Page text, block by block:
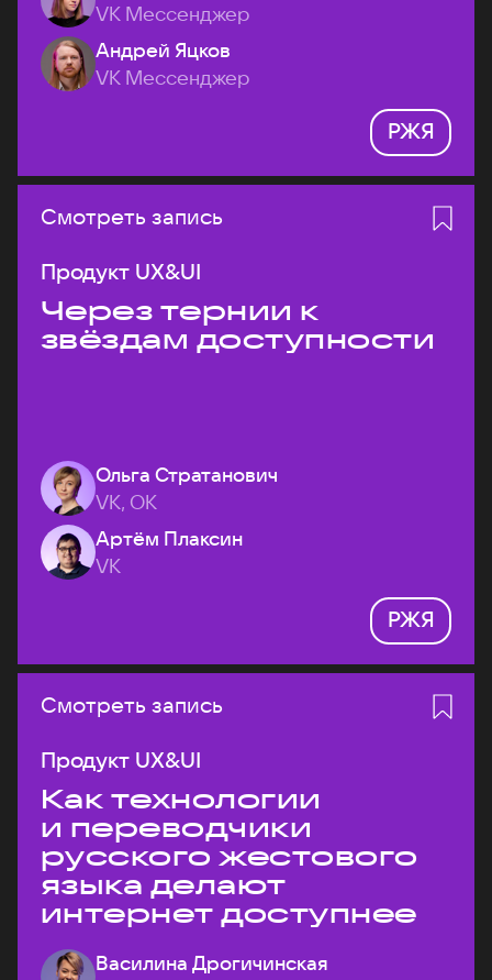
VK Мессенджер
Андрей Яцков
VK Мессенджер
РЖЯ
Смотреть запись
Продукт UX&UI
Через тернии к
звёздам доступности
Ольга Стратанович
VK, ОК
Артём Плаксин
VK
РЖЯ
Смотреть запись
Продукт UX&UI
Как технологии
и переводчики
русского жестового
языка делают
интернет доступнее
Василина Дрогичинская